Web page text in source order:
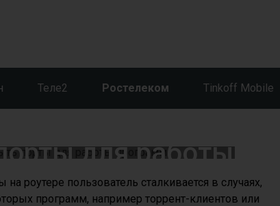
Теле2 Ростелеком Tinkoff Mobile
как
для работы
роутере пользователь сталкивается в случаях,
программ, например торрент-клиентов или